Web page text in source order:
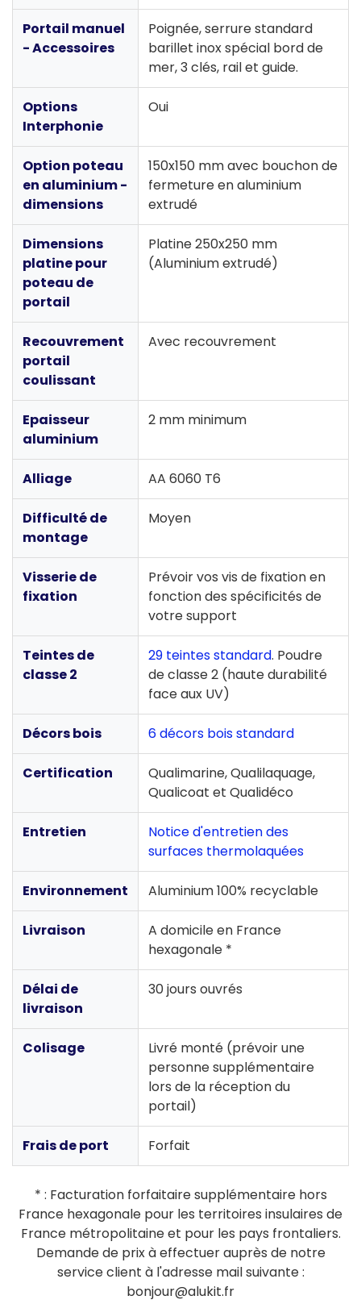
Portail manuel
- Accessoires
Poignée, serrure standard
barillet inox spécial bord de
mer, 3 clés, rail et guide.
Options
Interphonie
Oui
Option poteau
en aluminium -
dimensions
150x150 mm avec bouchon de
fermeture en aluminium
extrudé
Dimensions
platine pour
poteau de
portail
Platine 250x250 mm
(Aluminium extrudé)
Recouvrement
portail
coulissant
Avec recouvrement
Epaisseur
aluminium
2 mm minimum
Alliage AA 6060 T6
Difficulté de
montage
Moyen
Visserie de
fixation
Prévoir vos vis de fixation en
fonction des spécificités de
votre support
Teintes de
classe 2
29 teintes standard. Poudre
de classe 2 (haute durabilité
face aux UV)
Décors bois 6 décors bois standard
Certification
Qualimarine, Qualilaquage,
Qualicoat et Qualidéco
Entretien
Notice d'entretien des
surfaces thermolaquées
Environnement Aluminium 100% recyclable
Livraison
A domicile en France
hexagonale *
Délai de
livraison
30 jours ouvrés
Colisage
Livré monté (prévoir une
personne supplémentaire
lors de la réception du
portail)
Frais de port Forfait
* : Facturation forfaitaire supplémentaire hors
France hexagonale pour les territoires insulaires de
France métropolitaine et pour les pays frontaliers.
Demande de prix à effectuer auprès de notre
service client à l'adresse mail suivante :
bonjour@alukit.fr